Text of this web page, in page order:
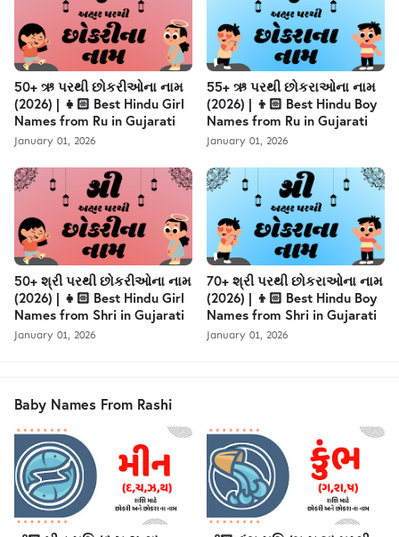
50+ ઋ પરથી છોકરીઓના નામ
(2026) | 👧🏻 Best Hindu Girl
Names from Ru in Gujarati
January 01, 2026
55+ ઋ પરથી છોકરાઓના નામ
(2026) | 👦🏻 Best Hindu Boy
Names from Ru in Gujarati
January 01, 2026
50+ શ્રી પરથી છોકરીઓના નામ
(2026) | 👧🏻 Best Hindu Girl
Names from Shri in Gujarati
January 01, 2026
70+ શ્રી પરથી છોકરાઓના નામ
(2026) | 👦🏻 Best Hindu Boy
Names from Shri in Gujarati
January 01, 2026
Baby Names From Rashi